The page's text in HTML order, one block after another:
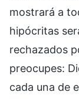
mostrará a
hipócritas
rechazados
preocupes:
cada una de